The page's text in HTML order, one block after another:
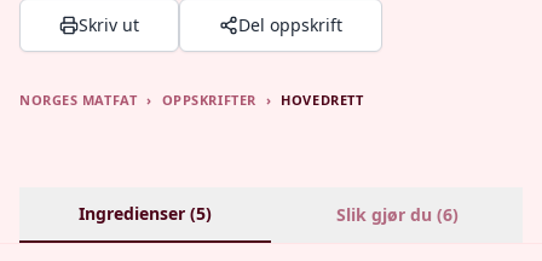
Skriv ut Del oppskrift
NORGES MATFAT › OPPSKRIFTER › HOVEDRETT
Ingredienser (5) Slik gjør du (6)